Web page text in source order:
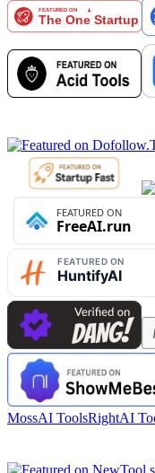
MossAI ToolsRightAI